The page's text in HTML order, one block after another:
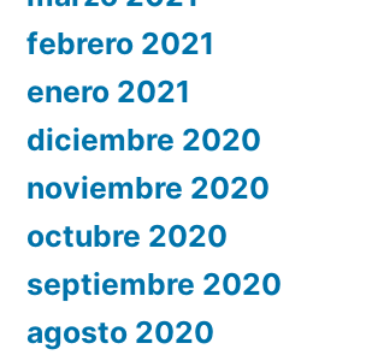
febrero 2021
enero 2021
diciembre 2020
noviembre 2020
octubre 2020
septiembre 2020
agosto 2020